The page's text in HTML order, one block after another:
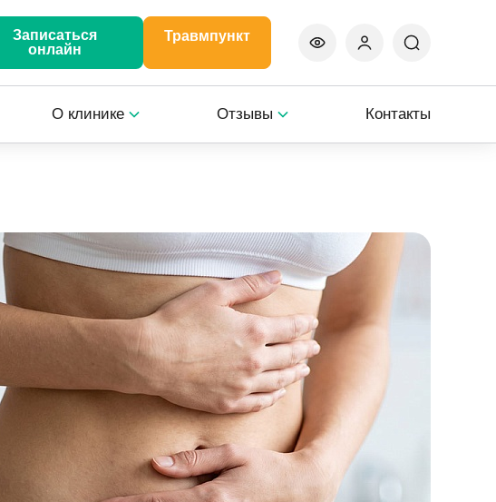
Записаться
онлайн
Травмпункт
О клинике Отзывы Контакты